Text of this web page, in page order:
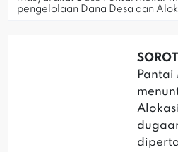
pengelolaan Dana Desa dan